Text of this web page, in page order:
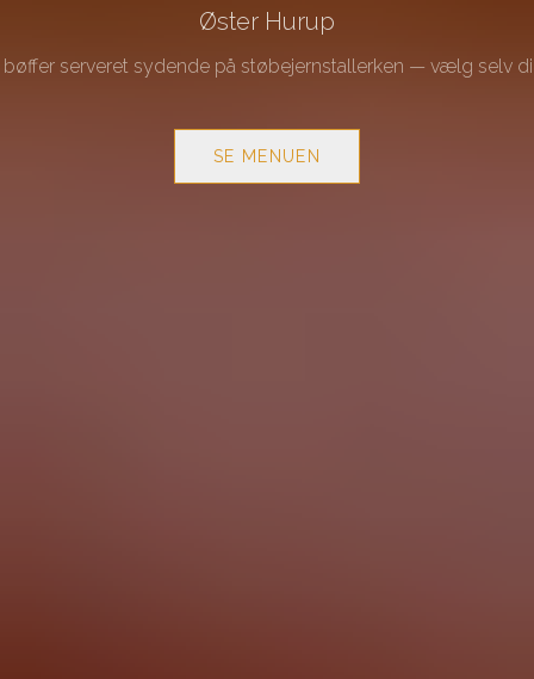
Øster Hurup
serveret sydende på støbejernstallerken — vælg selv
SE MENUEN